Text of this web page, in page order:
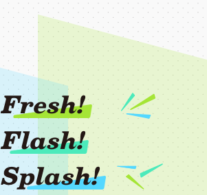
Fresh!
Flash!
Splash!